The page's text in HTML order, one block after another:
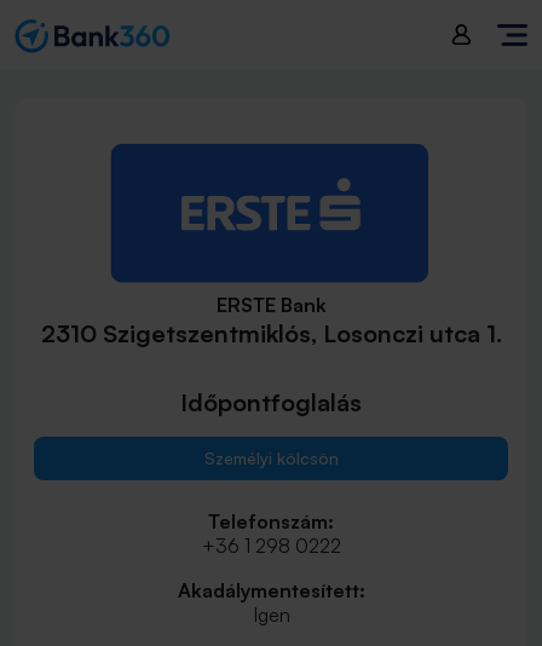
ERSTE Bank
2310 Szigetszentmiklós, Losonczi utca 1.
Időpontfoglalás
Személyi kölcsön
Telefonszám:
+36 1 298 0222
Akadálymentesített:
Igen